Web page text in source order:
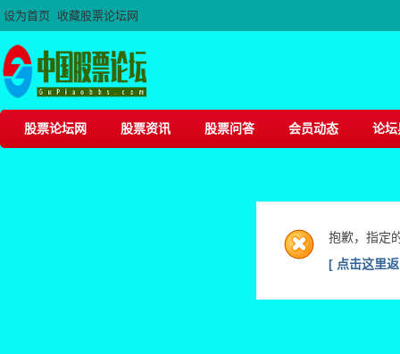
设为首页 收藏股票论坛网
股票论坛网 股票资讯 股票问答 会员动态 论坛
抱歉，指定
[ 点击这里